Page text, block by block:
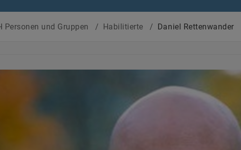
Personen und Gruppen / Habilitierte / Daniel Rettenwander